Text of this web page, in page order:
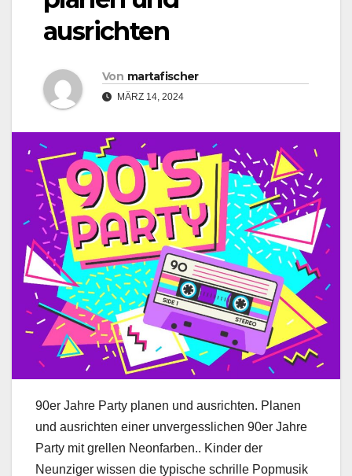
ausrichten
Von martafischer
MÄRZ 14, 2024
90er Jahre Party planen und ausrichten. Planen
und ausrichten einer unvergesslichen 90er Jahre
Party mit grellen Neonfarben.. Kinder der
Neunziger wissen die typische schrille Popmusik